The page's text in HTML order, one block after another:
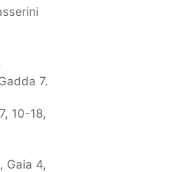
7.
10-18,
Gaia 4,